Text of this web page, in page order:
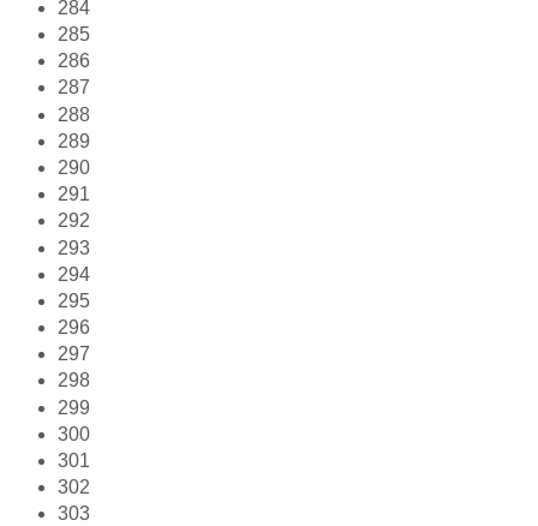
284
285
286
287
288
289
290
291
292
293
294
295
296
297
298
299
300
301
302
303